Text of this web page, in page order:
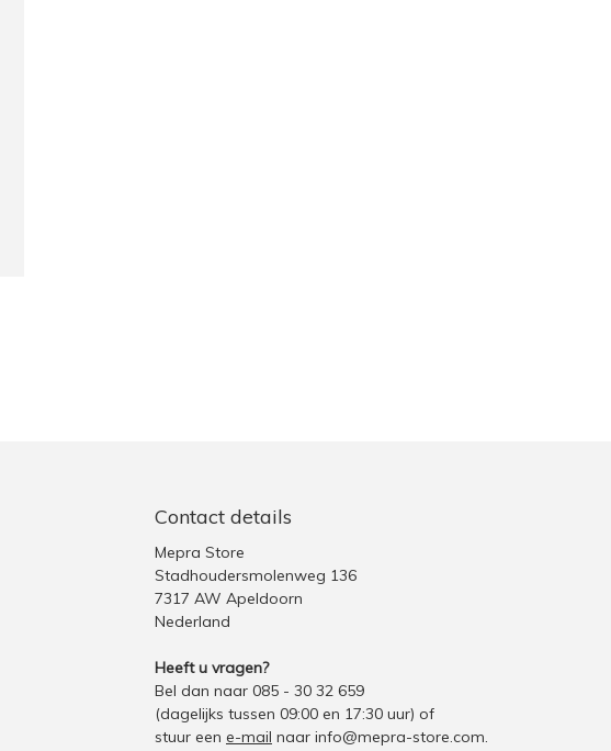
Contact details
Mepra Store
Stadhoudersmolenweg 136
7317 AW Apeldoorn
Nederland
Heeft u vragen?
Bel dan naar 085 - 30 32 659
(dagelijks tussen 09:00 en 17:30 uur) of
stuur een e-mail naar info@mepra-store.com.